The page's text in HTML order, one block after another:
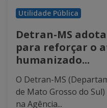
Utilidade Pública
Detran-MS
para reforçar o
humanizado...
O Detran-MS
de Mato Grosso do
na Agência...